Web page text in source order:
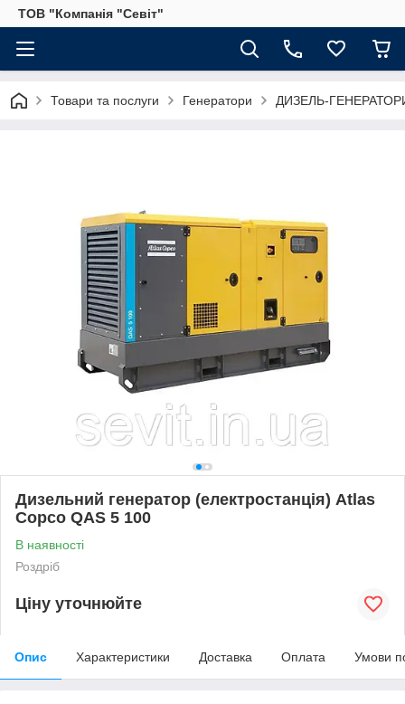
ТОВ "Компанія "Севіт"
Товари та послуги Генератори ДИЗЕЛЬ-
Дизельний генератор (електростанція) Atlas
Copco QAS 5 100
В наявності
Роздріб
Ціну уточнюйте
Опис Характеристики Доставка Оплата Умови